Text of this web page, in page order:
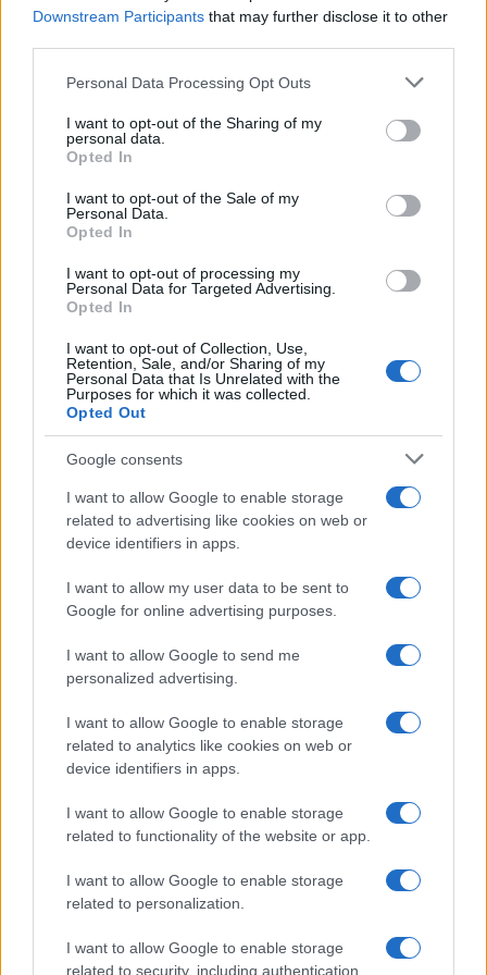
Downstream Participants that may further disclose it to other
Please note that this website/app uses one or more Google
not limited to your visit or usage behaviour. You may click to
grant or deny consent to Google and its third-party tags to
use your data for below specified purposes in below Google
consent section.
Personal Data Processing Opt Outs
I want to opt-out of the Sharing of my
personal data.
Opted In
I want to opt-out of the Sale of my
Personal Data.
Opted In
I want to opt-out of processing my
Personal Data for Targeted Advertising.
Opted In
I want to opt-out of Collection, Use,
Retention, Sale, and/or Sharing of my
Personal Data that Is Unrelated with the
Purposes for which it was collected.
Opted Out
Google consents
I want to allow Google to enable storage
related to advertising like cookies on web or
device identifiers in apps.
I want to allow my user data to be sent to
Google for online advertising purposes.
I want to allow Google to send me
personalized advertising.
I want to allow Google to enable storage
related to analytics like cookies on web or
device identifiers in apps.
I want to allow Google to enable storage
related to functionality of the website or app.
I want to allow Google to enable storage
related to personalization.
I want to allow Google to enable storage
related to security, including authentication
Cómo escribir crónicas culturales con
Explora las técnicas esenciales para escribir crónicas
culturales…
CRÓNICA
fallece durante un incendio en un hotel
CRÓNICA